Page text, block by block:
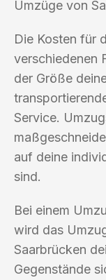
Umzüge von
Die Kosten für
verschiedenen
der Größe
Service.
auf deine
sind.
Bei einem
wird das
Saarbrücken
Gegenstände